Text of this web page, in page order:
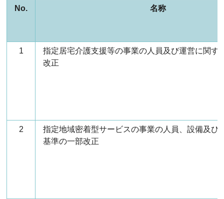
No.
名称
1
指定居宅介護支援等の事業の人員及び運営に関す
改正
2
指定地域密着型サービスの事業の人員、設備及び
基準の一部改正